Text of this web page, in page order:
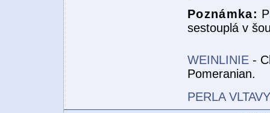
Poznámka:
sestouplá v
WEINLINIE -
Pomeranian.
PERLA VLTAVY